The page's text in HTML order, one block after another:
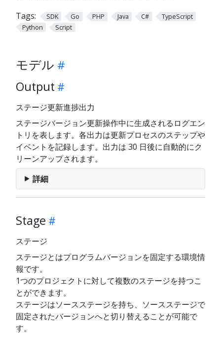
Tags: SDK Go PHP Java C#
TypeScript
Python
Script
モデル
Output
ステージ更新進捗出力
ステージバージョン更新操作中に生成されるログエン
トリを表します。各出力は更新プロセスのステップや
イベントを記録します。出力は 30 日後に自動的にク
リーンアップされます。
詳細
Stage
ステージ
ステージとはプログラムバージョンを固定する環境情
報です。
1つのプロジェクトに対して複数のステージを持つこ
とができます。
ステージはソースステージを持ち、ソースステージで
固定されたバージョンへと切り替えることが可能で
す。